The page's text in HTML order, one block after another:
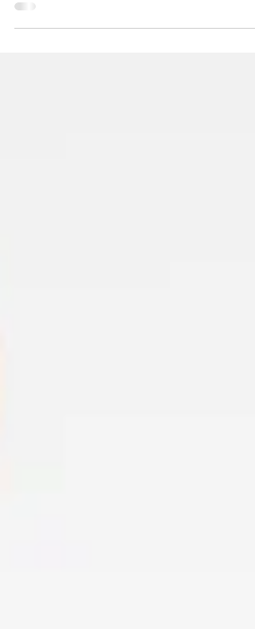
cenário, a transferência de tecnologia